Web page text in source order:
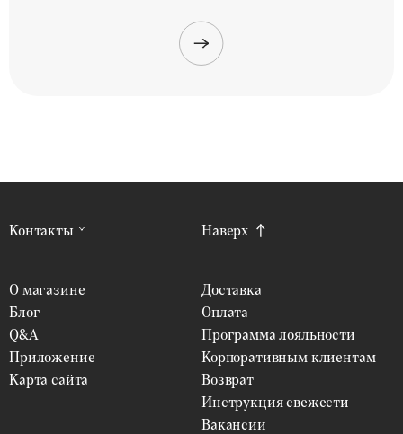
Контакты
О магазине
Блог
Q&A
Приложение
Карта сайта
Доставка
Оплата
Программа лояльности
Корпоративным клиентам
Возврат
Инструкция свежести
Вакансии
Наверх